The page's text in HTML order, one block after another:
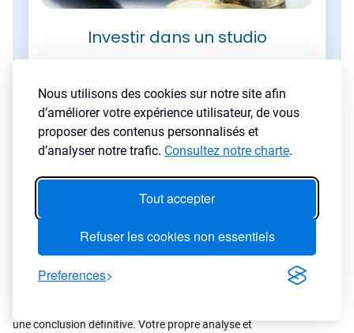
Nous utilisons des cookies sur notre site afin
d’améliorer votre expérience utilisateur, de vous
proposer des contenus personnalisés et
d’analyser notre trafic. Consultez notre charte.
Tout accepter
Refuser les cookies non essentiels
Preferences
Investir dans un studio
bien pour optimiser votre rendement.
Lire l'article→
Les stratégies présentées correspondent aux approches qui nous
semblent les plus pertinentes pour Champs-sur-Marne, compte
tenu des données dont nous disposons. Mais un investissement
révéler : état réel des biens, dynamique de quartier, qualité des
une conclusion définitive. Votre propre analyse et